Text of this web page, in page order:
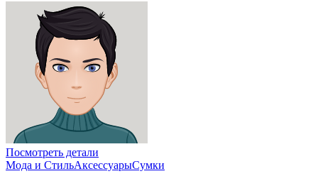
Посмотреть детали
Мода и СтильАксессуарыСумки